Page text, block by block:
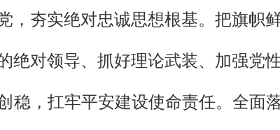
，夯实绝对忠诚思想根基。把旗帜
绝对领导、抓好理论武装、加强党
稳，扛牢平安建设使命责任。全面